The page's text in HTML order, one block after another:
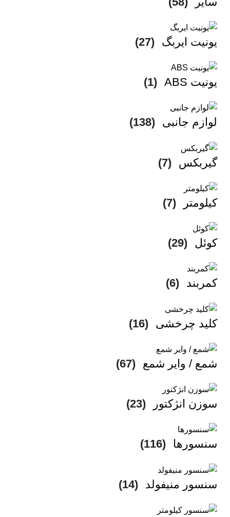
یونیت ایربگ (27)
یونیت ABS (1)
لوازم جانبی (138)
گیربکس (7)
کیلومتر (7)
کوئل (29)
کمربند (6)
کلید چرخشی (16)
شمع / وایر شمع (67)
سوزن انژکتور (23)
سنسورها (116)
سنسور منیفولد (14)